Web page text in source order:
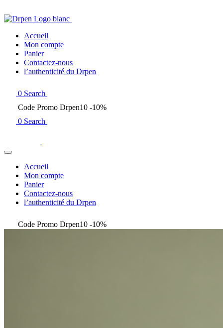
Accueil
Mon compte
Panier
Contactez-nous
l’authenticité du Drpen
0 Search
Code Promo Drpen10 -10%
0 Search
Accueil
Mon compte
Panier
Contactez-nous
l’authenticité du Drpen
Code Promo Drpen10 -10%